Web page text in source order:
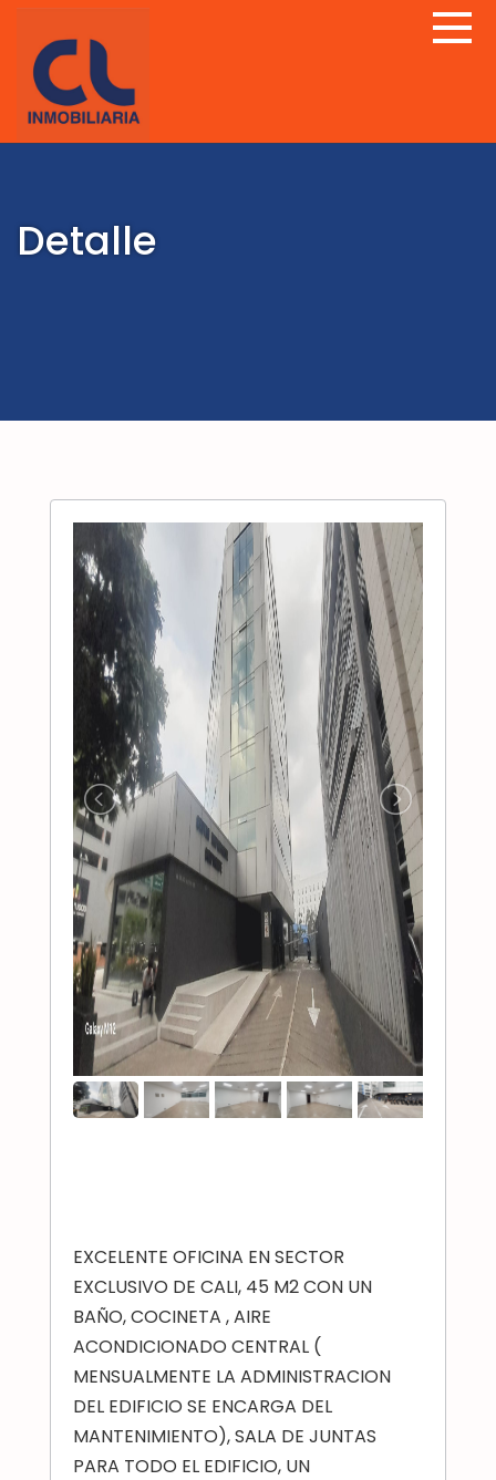
Detalle
EXCELENTE OFICINA EN SECTOR
EXCLUSIVO DE CALI, 45 M2 CON UN
BAÑO, COCINETA , AIRE
ACONDICIONADO CENTRAL (
MENSUALMENTE LA ADMINISTRACION
DEL EDIFICIO SE ENCARGA DEL
MANTENIMIENTO), SALA DE JUNTAS
PARA TODO EL EDIFICIO, UN